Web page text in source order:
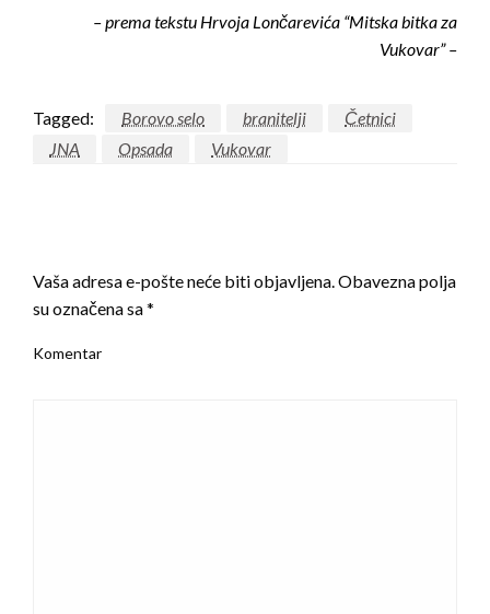
– prema tekstu Hrvoja Lončarevića “Mitska bitka za
Vukovar” –
Tagged: Borovo selo branitelji
Četnici
JNA
Opsada Vukovar
Vaša adresa e-pošte neće biti objavljena.Obavezna polja
su označena sa*
Komentar